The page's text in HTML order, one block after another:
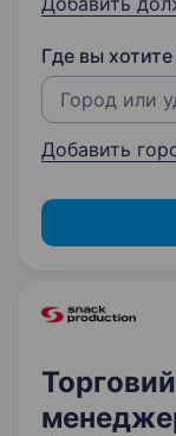
Где вы
Добавить